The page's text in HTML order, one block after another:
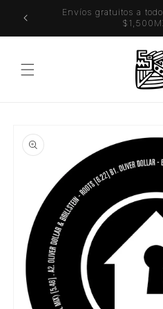
directamenteEnvíos gratuitos a
a la
información